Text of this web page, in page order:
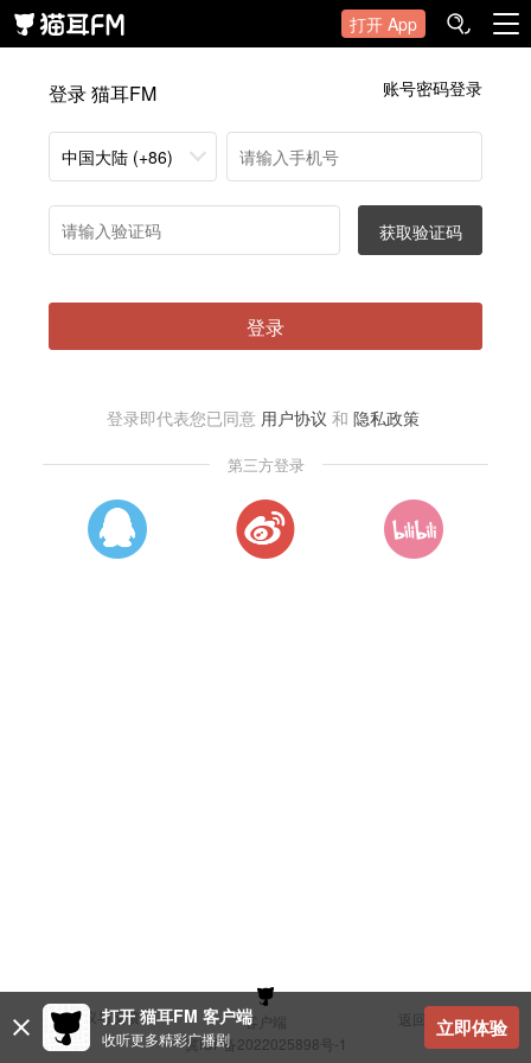
打开 App
登录 猫耳FM 账号密码登录
中国大陆 (+86)
获取验证码
登录
登录即代表您已同意 用户协议 和 隐私政策
第三方登录
建议与反馈 客户端
返回顶部
冀ICP备2022025898号-1
打开 猫耳FM 客户端
收听更多精彩广播剧 立即体验